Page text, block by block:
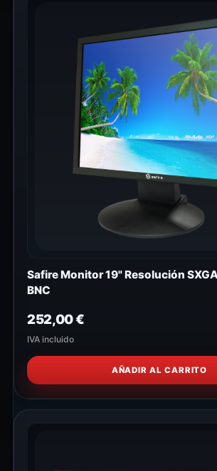
Safire Monitor 19" Resolución
BNC
252,00€
IVA incluido
AÑADIR AL CARRITO